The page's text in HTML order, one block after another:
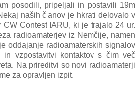
posodili, pripeljali in postavili 19m
naših članov je hkrati delovalo v
CW Contest IARU, ki je trajalo 24 ur.
radioamaterjev iz Nemčije, namen
oddajanje radioamaterskih signalov
in vzpostavitvi kontaktov s čim več
Na prireditvi so novi radioamaterji
za opravljen izpit.